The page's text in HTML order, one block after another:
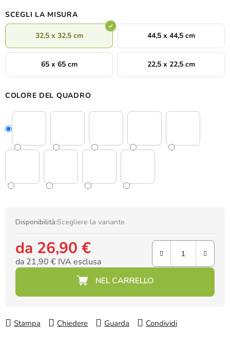
SCEGLI LA MISURA
32,5 x 32,5 cm 44,5 x 44,5 cm
65 x 65 cm 22,5 x 22,5 cm
COLORE DEL QUADRO
Disponibilità:Scegliere la variante
da 26,90 €
da 21,90 € IVA esclusa
Prezzo della misura:
Stampa Chiedere Guarda Condividi